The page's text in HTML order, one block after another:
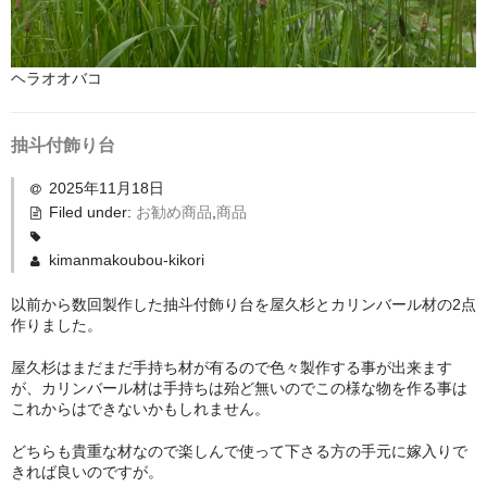
ヘラオオバコ
抽斗付飾り台
2025年11月18日
Filed under: お勧め商品 商品
kimanmakoubou-kikori
以前から数回製作した抽斗付飾り台を屋久杉とカリンバール材の2点
作りました。
屋久杉はまだまだ手持ち材が有るので色々製作する事が出来ます
が、カリンバール材は手持ちは殆ど無いのでこの様な物を作る事は
これからはできないかもしれません。
どちらも貴重な材なので楽しんで使って下さる方の手元に嫁入りで
きれば良いのですが。